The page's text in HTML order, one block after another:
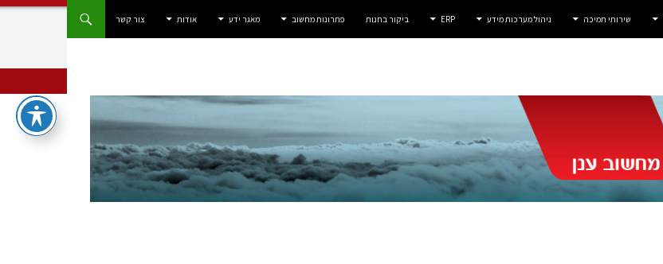
שירותי תמיכה ניהול מערכות מידע ERP ביקור בחנות פתרונות מחשוב מאגר ידע אודות צור קשר